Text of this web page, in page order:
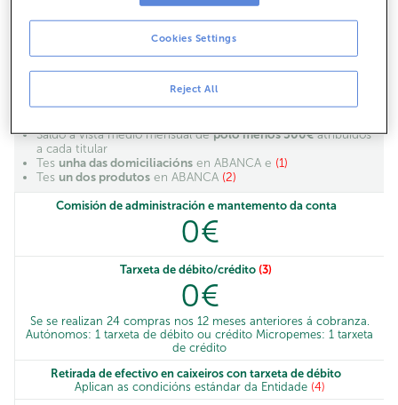
Comproba o teu caso
Saldo á vista medio mensual depolo menos 500€atribuídos
a cada titular
Tes unha das domiciliaciónsen ABANCA e (1)
Tes un dos produtosen ABANCA (2)
Comisión de administración e mantemento da conta
0€
Tarxeta de débito/crédito(3)
0€
Se se realizan 24 compras nos 12 meses anteriores á cobranza.
Autónomos: 1 tarxeta de débito ou crédito Micropemes: 1 tarxeta
de crédito
Retirada de efectivo en caixeiros con tarxeta de débito
Aplican as condicións estándar da Entidade (4)
Reject All
Cookies Settings